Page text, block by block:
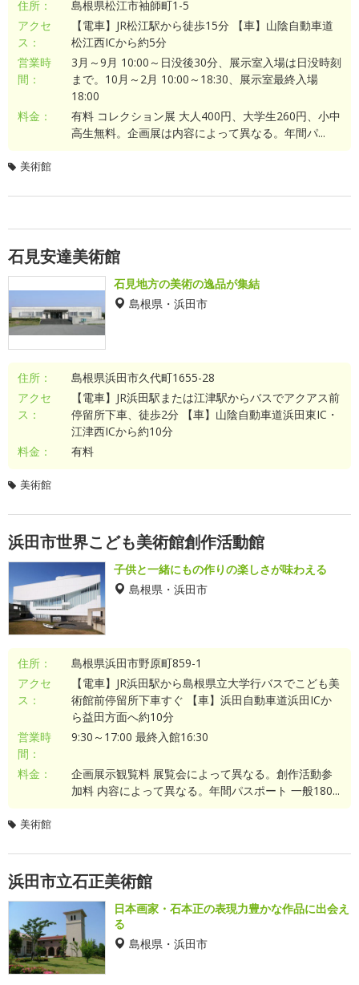
住所：
島根県松江市袖師町1-5
アクセ
ス：
【電車】JR松江駅から徒歩15分 【車】山陰自動車道
松江西ICから約5分
営業時
間：
3月～9月 10:00～日没後30分、展示室入場は日没時刻
まで。10月～2月 10:00～18:30、展示室最終入場
18:00
料金：
有料 コレクション展 大人400円、大学生260円、小中
高生無料。企画展は内容によって異なる。年間パ...
美術館
石見安達美術館
石見地方の美術の逸品が集結
島根県・浜田市
住所：
島根県浜田市久代町1655-28
アクセ
ス：
【電車】JR浜田駅または江津駅からバスでアクアス前
停留所下車、徒歩2分 【車】山陰自動車道浜田東IC・
江津西ICから約10分
料金：
有料
美術館
浜田市世界こども美術館創作活動館
子供と一緒にもの作りの楽しさが味わえる
島根県・浜田市
住所：
島根県浜田市野原町859-1
アクセ
ス：
【電車】JR浜田駅から島根県立大学行バスでこども美
術館前停留所下車すぐ 【車】浜田自動車道浜田ICか
ら益田方面へ約10分
営業時
間：
9:30～17:00 最終入館16:30
料金：
企画展示観覧料 展覧会によって異なる。創作活動参
加料 内容によって異なる。年間パスポート 一般180...
美術館
浜田市立石正美術館
日本画家・石本正の表現力豊かな作品に出会え
る
島根県・浜田市